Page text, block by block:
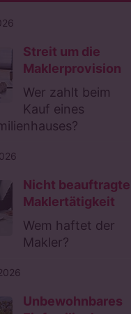
Streit um die
Maklerprovision
Wer zahlt beim
Kauf eines
Nicht beauftragte
Maklertätigkeit
Wem haftet der
Makler?
Unbewohnbares